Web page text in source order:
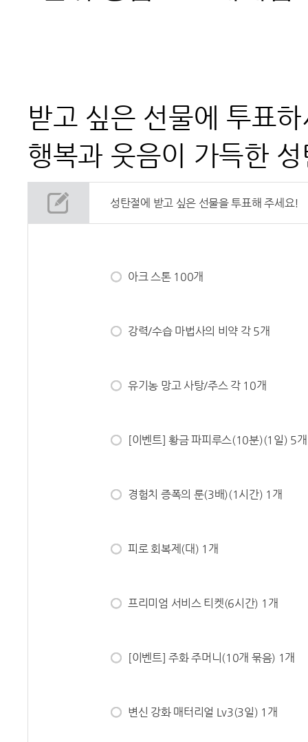
받고 싶은 선물에 투표
행복과 웃음이 가득한
성탄절에 받고 싶은 선물을 투표해 주세요!
아크 스톤 100개
강력/수습 마법사의 비약 각 5개
유기농 망고 사탕/주스 각 10개
[이벤트] 황금 파피루스(10분)(1일) 5개
경험치 증폭의 룬(3배)(1시간) 1개
피로 회복제(대) 1개
프리미엄 서비스 티켓(6시간) 1개
[이벤트] 주화 주머니(10개 묶음) 1개
변신 강화 매터리얼 Lv3(3일) 1개